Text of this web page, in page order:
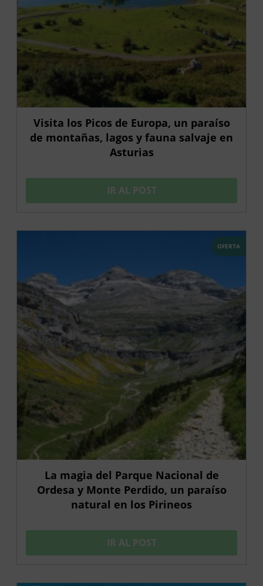
Visita los Picos de Europa, un paraíso
de montañas, lagos y fauna salvaje en
Asturias
IR AL POST
OFERTA
La magia del Parque Nacional de
Ordesa y Monte Perdido, un paraíso
natural en los Pirineos
IR AL POST